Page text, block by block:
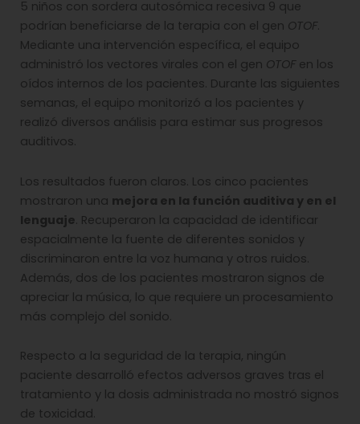
5 niños con sordera autosómica recesiva 9 que
podrían beneficiarse de la terapia con el gen OTOF.
Mediante una intervención específica, el equipo
administró los vectores virales con el gen OTOF en los
oídos internos de los pacientes. Durante las siguientes
semanas, el equipo monitorizó a los pacientes y
realizó diversos análisis para estimar sus progresos
auditivos.
Los resultados fueron claros. Los cinco pacientes
mostraron una mejora en la función auditiva y en el
lenguaje. Recuperaron la capacidad de identificar
espacialmente la fuente de diferentes sonidos y
discriminaron entre la voz humana y otros ruidos.
Además, dos de los pacientes mostraron signos de
apreciar la música, lo que requiere un procesamiento
más complejo del sonido.
Respecto a la seguridad de la terapia, ningún
paciente desarrolló efectos adversos graves tras el
tratamiento y la dosis administrada no mostró signos
de toxicidad.